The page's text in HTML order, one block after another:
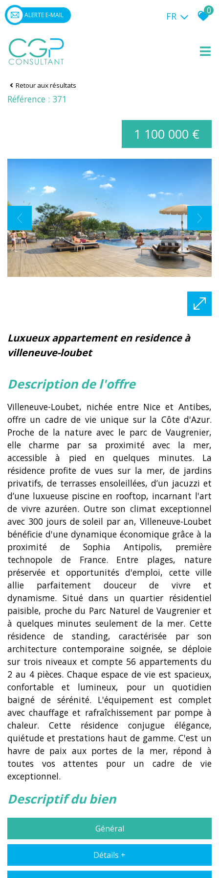
ALERTE E-MAIL FR 0
Retour aux résultats
Référence : 371
1 100 000 €
luxueux appartement en residence à
villeneuve-loubet
description de l'offre
Villeneuve-Loubet, nichée entre Nice et Antibes,
offre un cadre de vie unique sur la Côte d'Azur.
Proche de la nature avec le parc de Vaugrenier,
elle charme par sa proximité avec la mer,
accessible à pied en quelques minutes. La
résidence profite de vues sur la mer, de jardins
privatifs, de terrasses ensoleillées, d’un jacuzzi et
d’une luxueuse piscine en rooftop, incarnant l'art
de vivre azuréen. Outre son climat exceptionnel
avec 300 jours de soleil par an, Villeneuve-Loubet
bénéficie d'une dynamique économique grâce à la
proximité de Sophia Antipolis, première
technopole de France. Entre plages, nature
préservée et opportunités d'emploi, cette ville
allie parfaitement douceur de vivre et
dynamisme. Situé dans un quartier résidentiel
paisible, proche du Parc Naturel de Vaugrenier et
à quelques minutes seulement de la mer. Cette
résidence de standing, caractérisée par son
architecture contemporaine soignée, se déploie
sur trois niveaux et compte 56 appartements du
2 au 4 pièces. Chaque espace de vie est spacieux,
confortable et lumineux, pour un quotidien
baigné de sérénité. L'équipement est complet
avec chauffage et rafraîchissement par pompe à
chaleur. Cette résidence conjugue élégance,
quiétude et prestations haut de gamme. C'est un
havre de paix aux portes de la mer, répond à
toutes vos attentes pour un cadre de vie
exceptionnel.
descriptif du bien
Général
Détails +